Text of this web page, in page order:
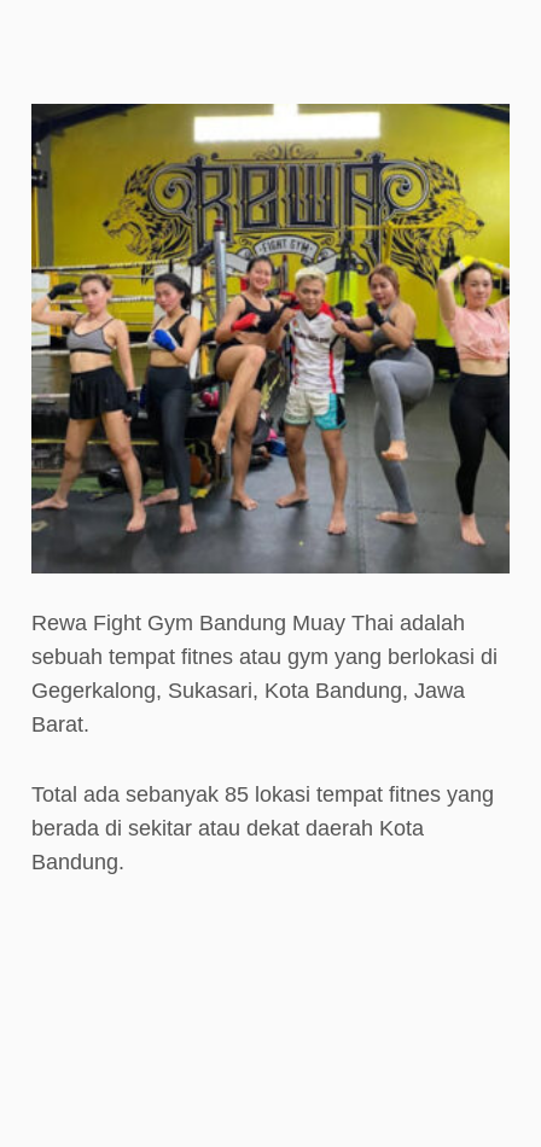
Rewa Fight Gym Bandung Muay Thai adalah
sebuah tempat fitnes atau gym yang berlokasi di
Gegerkalong, Sukasari, Kota Bandung, Jawa
Barat.
Total ada sebanyak 85 lokasi tempat fitnes yang
berada di sekitar atau dekat daerah Kota
Bandung.